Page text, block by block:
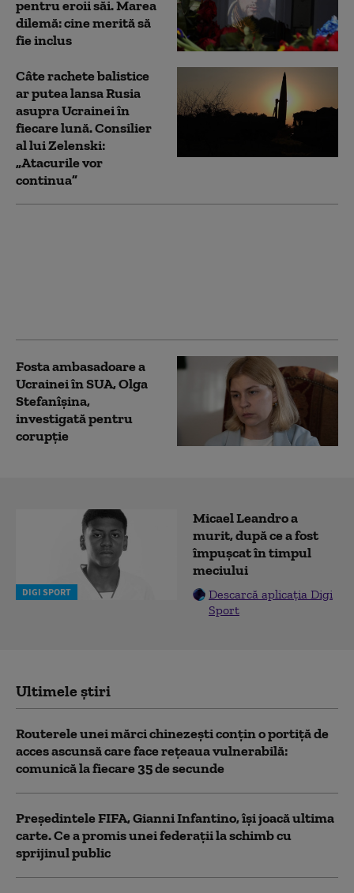
pentru eroii săi. Marea
dilemă: cine merită să
fie inclus
Câte rachete balistice
ar putea lansa Rusia
asupra Ucrainei în
fiecare lună. Consilier
al lui Zelenski:
„Atacurile vor
continua”
Fosta ambasadoare a
Ucrainei în SUA, Olga
Stefanîşina,
investigată pentru
corupţie
DIGI SPORT
Micael Leandro a
murit, după ce a fost
împușcat în timpul
meciului
Descarcă aplicația Digi
Sport
Ultimele știri
Routerele unei mărci chinezești conțin o portiță de
acces ascunsă care face rețeaua vulnerabilă:
comunică la fiecare 35 de secunde
Președintele FIFA, Gianni Infantino, îşi joacă ultima
carte. Ce a promis unei federații la schimb cu
sprijinul public